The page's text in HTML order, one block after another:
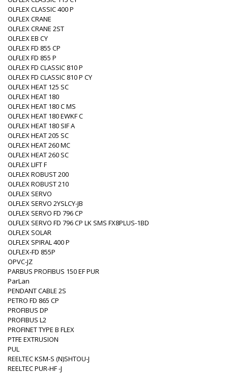
OLFLEX CLASSIC 400 P
OLFLEX CRANE
OLFLEX CRANE 2ST
OLFLEX EB CY
OLFLEX FD 855 CP
OLFLEX FD 855 P
OLFLEX FD CLASSIC 810 P
OLFLEX FD CLASSIC 810 P CY
OLFLEX HEAT 125 SC
OLFLEX HEAT 180
OLFLEX HEAT 180 C MS
OLFLEX HEAT 180 EWKF C
OLFLEX HEAT 180 SIF A
OLFLEX HEAT 205 SC
OLFLEX HEAT 260 MC
OLFLEX HEAT 260 SC
OLFLEX LIFT F
OLFLEX ROBUST 200
OLFLEX ROBUST 210
OLFLEX SERVO
OLFLEX SERVO 2YSLCY-JB
OLFLEX SERVO FD 796 CP
OLFLEX SERVO FD 796 CP LK SMS FX8PLUS-1BD
OLFLEX SOLAR
OLFLEX SPIRAL 400 P
OLFLEX-FD 855P
OPVC-JZ
PARBUS PROFIBUS 150 EF PUR
ParLan
PENDANT CABLE 2S
PETRO FD 865 CP
PROFIBUS DP
PROFIBUS L2
PROFINET TYPE B FLEX
PTFE EXTRUSION
PUL
REELTEC KSM-S (N)SHTOU-J
REELTEC PUR-HF -J